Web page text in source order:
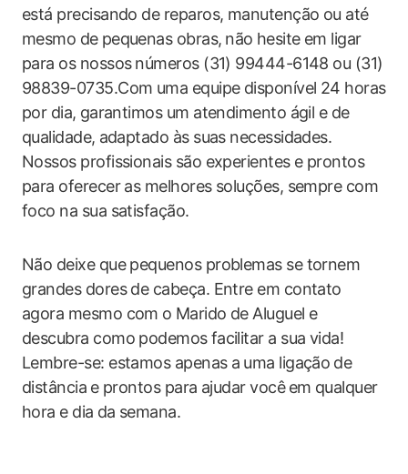
está precisando‌ de reparos,​ manutenção ou até
mesmo de ⁣pequenas obras, ⁣não ⁢hesite em ligar
para os nossos⁤ números (31) 99444-6148 ou (31)
98839-0735.Com uma equipe disponível 24 horas​
por dia, ⁢garantimos um atendimento‍ ágil‌ e‍ de
qualidade, ⁣adaptado às suas necessidades.
Nossos profissionais são​ experientes e prontos⁣
para oferecer as melhores soluções, sempre com
foco na sua satisfação.
Não​ deixe que pequenos problemas se tornem
grandes dores de cabeça. Entre em contato⁤
agora mesmo com⁢ o Marido de Aluguel e
descubra como ‌podemos⁣ facilitar a sua‌ vida!
‍Lembre-se: estamos apenas a ⁤uma ligação⁢ de
distância⁤ e prontos para ajudar você ⁤em ⁤qualquer‍
hora e dia⁢ da semana.